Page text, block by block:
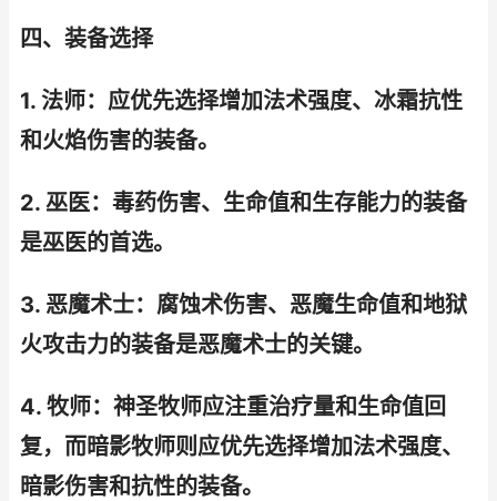
四、装备选择
1. 法师：应优先选择增加法术强度、冰霜抗性
和火焰伤害的装备。
2. 巫医：毒药伤害、生命值和生存能力的装备
是巫医的首选。
3. 恶魔术士：腐蚀术伤害、恶魔生命值和地狱
火攻击力的装备是恶魔术士的关键。
4. 牧师：神圣牧师应注重治疗量和生命值回
复，而暗影牧师则应优先选择增加法术强度、
暗影伤害和抗性的装备。